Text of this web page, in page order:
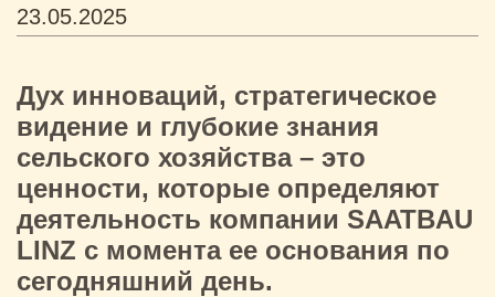
23.05.2025
Дух инноваций, стратегическое
видение и глубокие знания
сельского хозяйства – это
ценности, которые определяют
деятельность компании SAATBAU
LINZ с момента ее основания по
сегодняшний день.